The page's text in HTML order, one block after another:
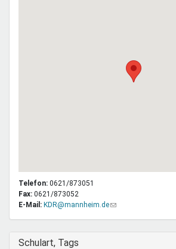
Telefon: 0621/873051
Fax: 0621/873052
E-Mail: KDR@mannheim.de(Link
Ausblenden
Schulart, Tags